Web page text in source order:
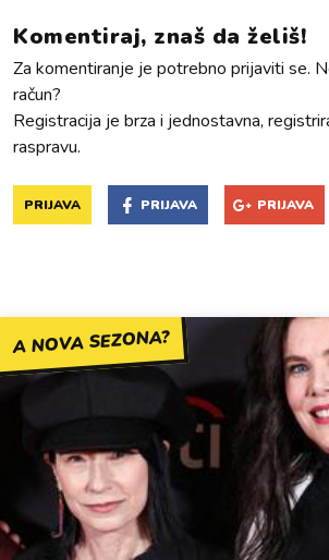
Komentiraj, znaš da želiš!
Za komentiranje je potrebno prijaviti se.
račun?
Registracija je brza i jednostavna,
raspravu.
PRIJAVA PRIJAVA PRIJAVA
A NOVA SEZONA?